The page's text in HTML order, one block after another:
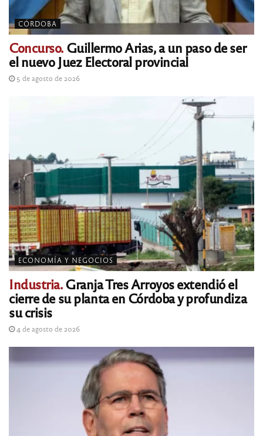
CÓRDOBA
Concurso. Guillermo Arias, a un paso de ser
el nuevo Juez Electoral provincial
5 de agosto de 2026
ECONOMÍA Y NEGOCIOS
Industria.Granja Tres Arroyos extendió el
cierre de su planta en Córdoba y profundiza
su crisis
4 de agosto de 2026